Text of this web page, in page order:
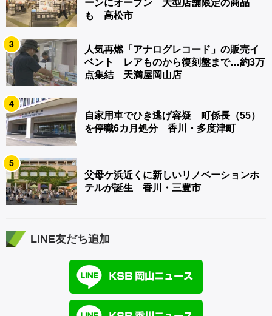
ーンにオープン 大型店舗限定の商品
も 高松市
3
人気再燃「アナログレコード」の販売イ
ベント レアものから復刻盤まで…約3万
点集結 天満屋岡山店
4
自家用車でひき逃げ容疑 町係長（55）
を停職6カ月処分 香川・多度津町
5
父母ケ浜近くに新しいリノベーションホ
テルが誕生 香川・三豊市
LINE友だち追加